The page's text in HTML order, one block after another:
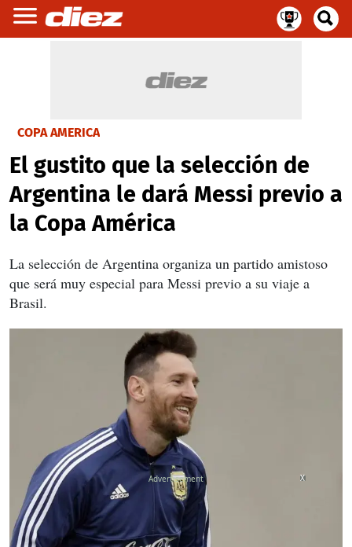
COPA AMERICA
El gustito que la selección de
Argentina le dará Messi previo a
la Copa América
La selección de Argentina organiza un partido amistoso
que será muy especial para Messi previo a su viaje a
Brasil.
X
X